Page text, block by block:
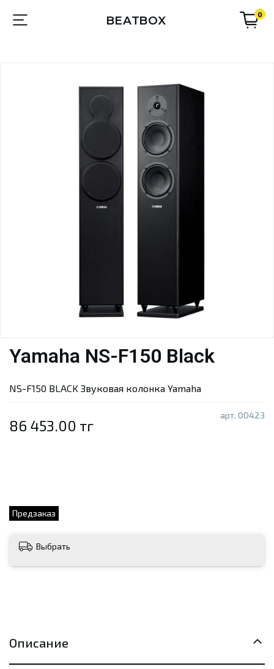
BEATBOX 0
арт. 00423
Предзаказ
Yamaha NS-F150 Black
86 453.00 тг
NS-F150 BLACK Звуковая колонка Yamaha
Выбрать
Описание